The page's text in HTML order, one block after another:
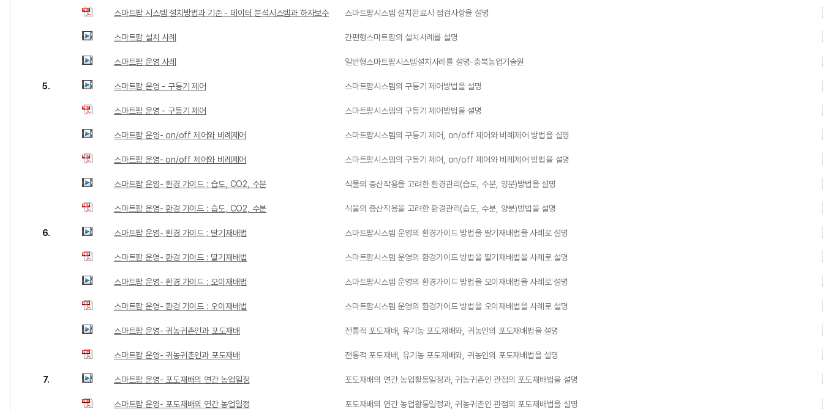
스마트팜 시스템 설치방법과 기준 - 데이터 분석시스템과 하자보수 스마트팜시스템 설치완료시 점검사항을 설명
스마트팜 설치 사례 간편형스마트팜의 설치사례를 설명
스마트팜 운영 사례 일반형스마트팜시스템설치사례를 설명-충북농업기술원
5. 스마트팜 운영 - 구동기 제어 스마트팜시스템의 구동기 제어방법을 설명
스마트팜 운영 - 구동기 제어 스마트팜시스템의 구동기 제어방법을 설명
스마트팜 운영- on/off 제어와 비례제어 스마트팜시스템의 구동기 제어, on/off 제어와 비례제어 방법을 설명
스마트팜 운영- on/off 제어와 비례제어 스마트팜시스템의 구동기 제어, on/off 제어와 비례제어 방법을 설명
스마트팜 운영- 환경 가이드 : 습도, CO2, 수분 식물의 증산작용을 고려한 환경관리(습도, 수분, 양분)방법을 설명
스마트팜 운영- 환경 가이드 : 습도, CO2, 수분 식물의 증산작용을 고려한 환경관리(습도, 수분, 양분)방법을 설명
6. 스마트팜 운영- 환경 가이드 : 딸기재배법 스마트팜시스템 운영의 환경가이드 방법을 딸기재배법을 사례로 설명
스마트팜 운영- 환경 가이드 : 딸기재배법 스마트팜시스템 운영의 환경가이드 방법을 딸기재배법을 사례로 설명
스마트팜 운영- 환경 가이드 : 오이재배법 스마트팜시스템 운영의 환경가이드 방법을 오이재배법을 사례로 설명
스마트팜 운영- 환경 가이드 : 오이재배법 스마트팜시스템 운영의 환경가이드 방법을 오이재배법을 사례로 설명
스마트팜 운영- 귀농귀촌인과 포도재배 전통적 포도재배, 유기농 포도재배와, 귀농인의 포도재배법을 설명
스마트팜 운영- 귀농귀촌인과 포도재배 전통적 포도재배, 유기농 포도재배와, 귀농인의 포도재배법을 설명
7. 스마트팜 운영- 포도재배의 연간 농업일정 포도재배의 연간 농업활동일정과, 귀농귀촌인 관점의 포도재배법을 설명
스마트팜 운영- 포도재배의 연간 농업일정 포도재배의 연간 농업활동일정과, 귀농귀촌인 관점의 포도재배법을 설명